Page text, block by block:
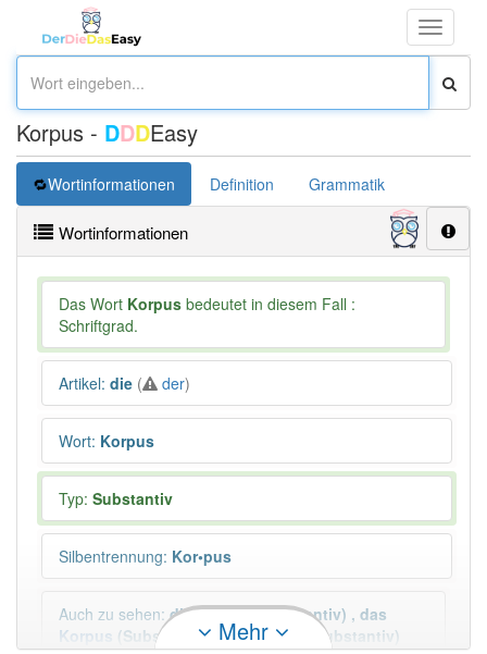
Toggle
Korpus - DDDEasy
Wortinformationen Definition Grammatik
Wortinformationen
Das Wort Korpus bedeutet in diesem Fall :
Schriftgrad.
Artikel: die ( der)
Wort: Korpus
Typ: Substantiv
Silbentrennung: Kor•pus
Auch zu sehen: dieKorpus(Substantiv) , das
Korpus (Substantiv) ,derKorpus
(Substantiv)
Mehr